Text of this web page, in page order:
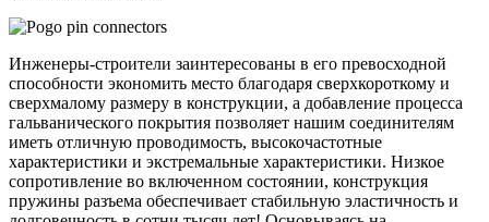
Инженеры-строители заинтересованы в его превосходной
способности экономить место благодаря сверхкороткому и
сверхмалому размеру в конструкции, а добавление процесса
гальванического покрытия позволяет нашим соединителям
иметь отличную проводимость, высокочастотные
характеристики и экстремальные характеристики. Низкое
сопротивление во включенном состоянии, конструкция
пружины разъема обеспечивает стабильную эластичность и